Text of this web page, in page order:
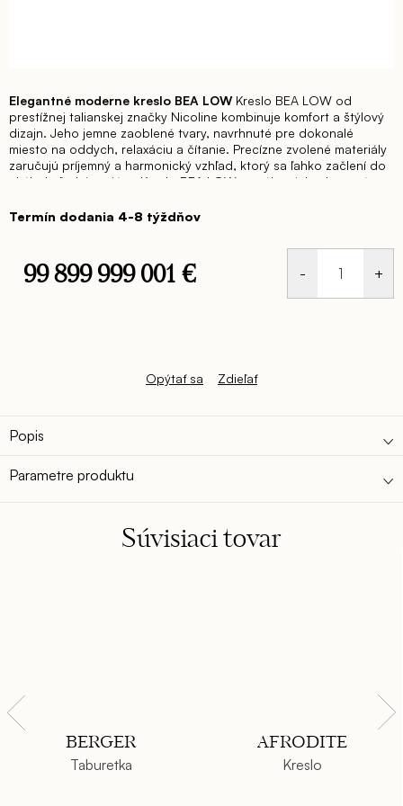
Elegantné moderne kreslo BEA LOW Kreslo BEA LOW od
prestížnej talianskej značky Nicoline kombinuje komfort a štýlový
dizajn. Jeho jemne zaoblené tvary, navrhnuté pre dokonalé
miesto na oddych, relaxáciu a čítanie. Precízne zvolené materiály
zaručujú príjemný a harmonický vzhľad, ktorý sa ľahko začlení do
akéhokoľvek interiéru.
Kreslo BEA LOW ponúka nielen luxusné
dizajnovým prvkom vášho priestoru.
Navrhnite si svoj unikát a doplňte interiér o nevšedne krásnu a
originálne kreslo BEA. Pre maximálne pohodlie môžete doplniť
kreslo BEA aj o taburetky v dvoch prevedeniach.
Rozmery kresla
Hĺbka sedu: 62 cm
Termín dodania 4-8 týždňov
99 899 999 001 €
Opýtať sa Zdieľať
Popis
Parametre produktu
Súvisiaci tovar
BERGER
Taburetka
AFRODITE
Kreslo